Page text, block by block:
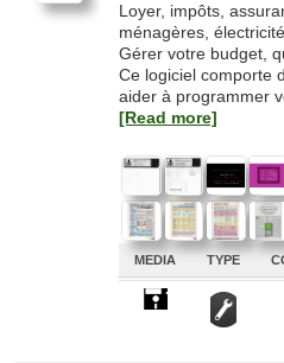
Loyer, impôts,
ménagères,
Gérer votre budget,
Ce logiciel comporte
aider à programmer
[Read more]
MEDIA TYPE
A